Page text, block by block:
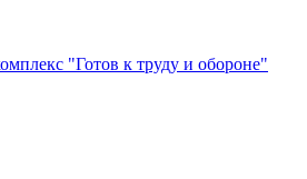
"Готов к труду и обороне"